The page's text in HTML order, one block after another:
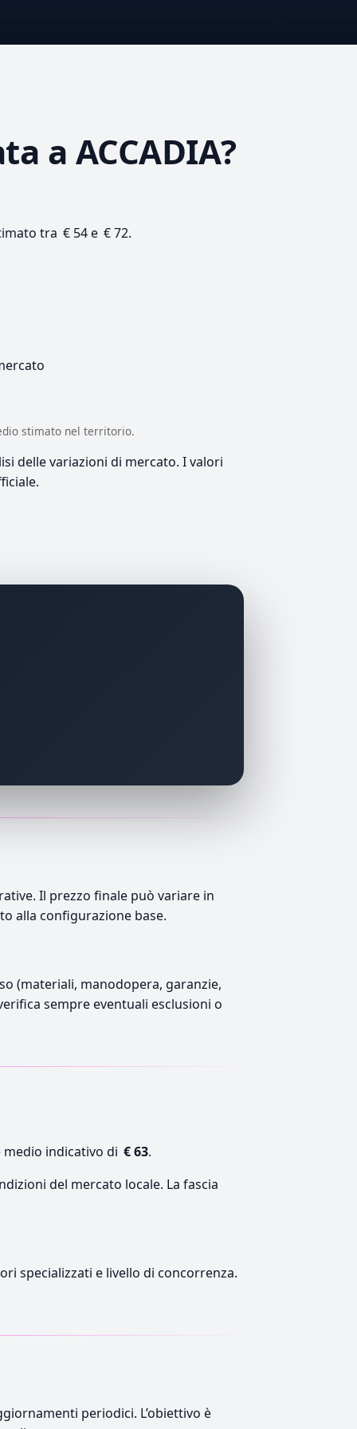
a ACCADIA?
tra € 54 e € 72.
stimato nel territorio.
delle variazioni di mercato. I valori
Il prezzo finale può variare in
alla configurazione base.
(materiali, manodopera, garanzie,
sempre eventuali esclusioni o
medio indicativo di € 63.
del mercato locale. La fascia
specializzati e livello di concorrenza.
periodici. L’obiettivo è